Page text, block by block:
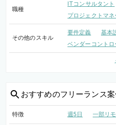
職種
ITコンサルタント
プロジェクトマ
その他のスキル
要件定義
基本
ベンダーコントロ
おすすめのフリーランス
特徴 週5日 一部リ